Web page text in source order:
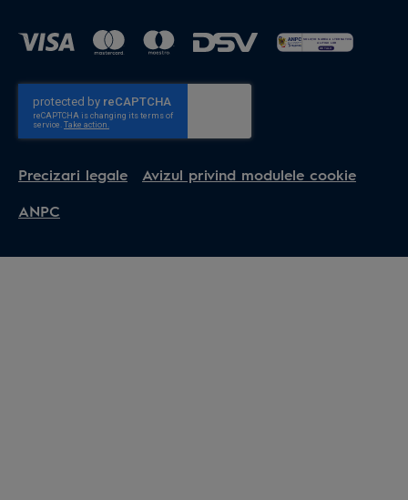
Precizari legale
Avizul privind modulele cookie
ANPC